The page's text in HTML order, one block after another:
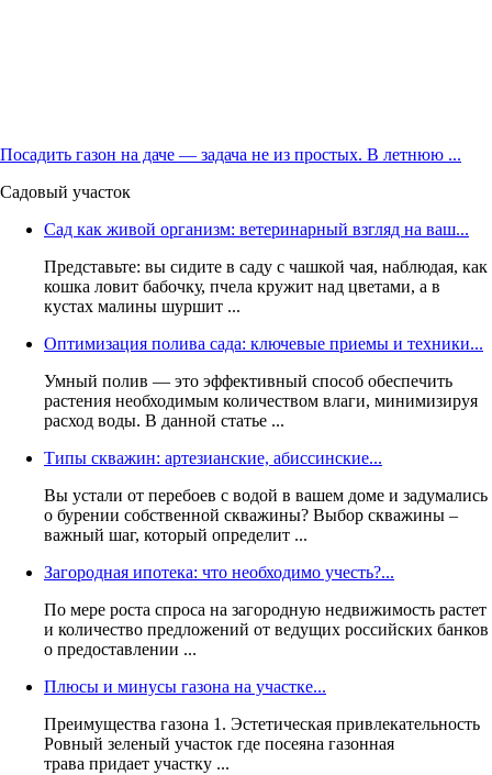
Посадить газон на даче — задача не из простых. В летнюю ...
Садовый участок
Сад как живой организм: ветеринарный взгляд на ваш...
Представьте: вы сидите в саду с чашкой чая, наблюдая, как
кошка ловит бабочку, пчела кружит над цветами, а в
кустах малины шуршит ...
Оптимизация полива сада: ключевые приемы и техники...
Умный полив — это эффективный способ обеспечить
растения необходимым количеством влаги, минимизируя
расход воды. В данной статье ...
Типы скважин: артезианские, абиссинские...
Вы устали от перебоев с водой в вашем доме и задумались
о бурении собственной скважины? Выбор скважины –
важный шаг, который определит ...
Загородная ипотека: что необходимо учесть?...
По мере роста спроса на загородную недвижимость растет
и количество предложений от ведущих российских банков
о предоставлении ...
Плюсы и минусы газона на участке...
Преимущества газона 1. Эстетическая привлекательность
Ровный зеленый участок где посеяна газонная
трава придает участку ...